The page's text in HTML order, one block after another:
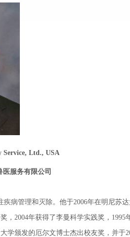
Service, Ltd., USA
服务有限公司
疾病管理和灭除。他于2006年在明尼苏
，2004年获得了李曼科学实践奖，1995
学颁发的厄尔文博士杰出校友奖，并于